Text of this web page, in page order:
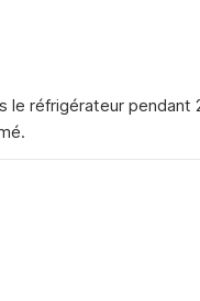
le réfrigérateur pendant